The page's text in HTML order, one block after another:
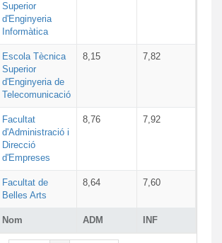
Nom ADM INF
Superior
d'Enginyeria
Informàtica
Escola Tècnica
Superior
d'Enginyeria de
Telecomunicació
8,15 7,82
Facultat
d'Administració i
Direcció
d'Empreses
8,76 7,92
Facultat de
Belles Arts
8,64 7,60